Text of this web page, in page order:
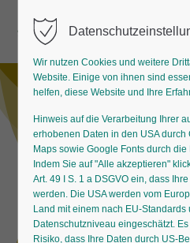
Wir nutzen Cookies und weitere
Website. Einige von ihnen sind
helfen, diese Website und Ihre
Hinweis auf die Verarbeitung Ihrer
erhobenen Daten in den USA
Maps sowie Google Fonts durch die
Indem Sie auf "Alle akzeptieren"
Art. 49 I S. 1 a DSGVO ein, dass
werden. Die USA werden vom
Land mit einem nach EU-
Datenschutzniveau eingeschätzt.
Risiko, dass Ihre Daten durch US-